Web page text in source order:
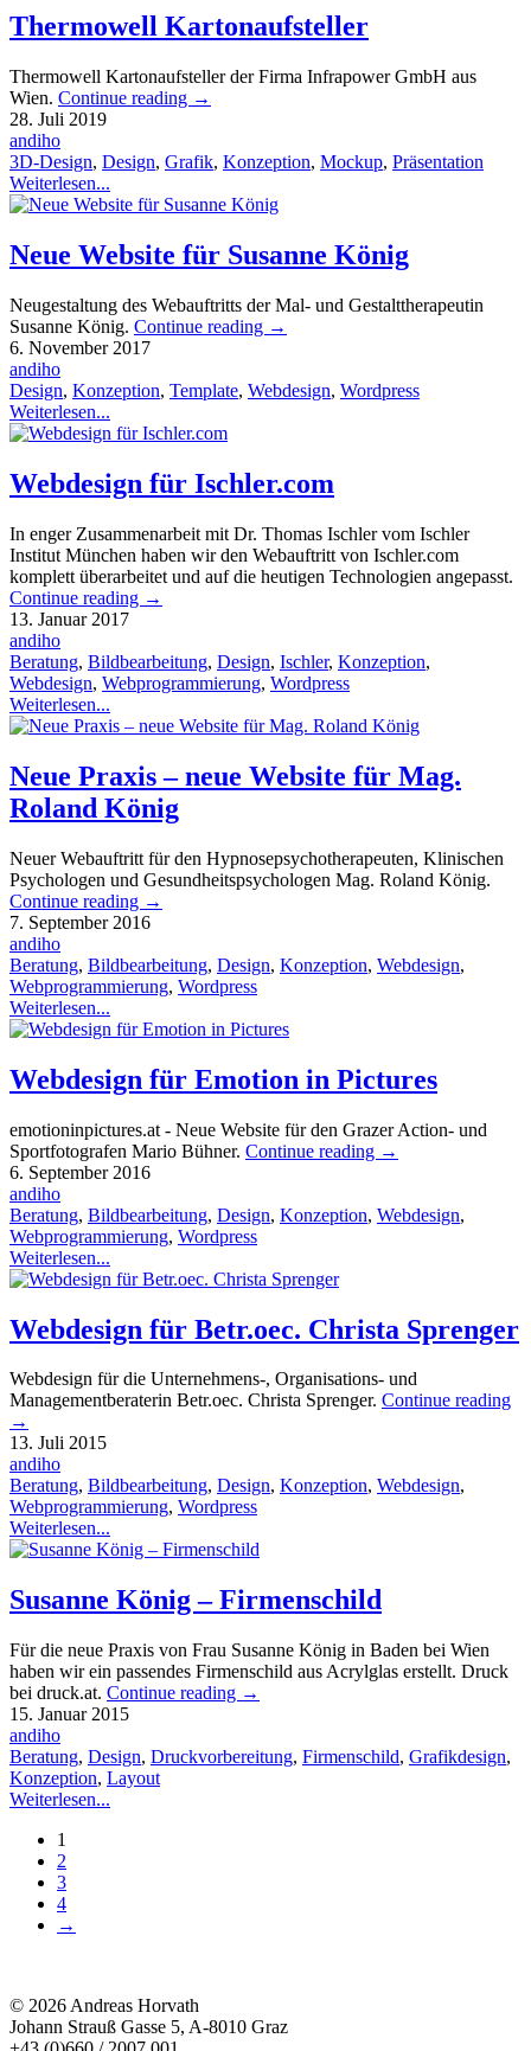
Thermowell Kartonaufsteller
Thermowell Kartonaufsteller der Firma Infrapower GmbH aus
Wien. Continue reading →
28. Juli 2019
andiho
3D-Design, Design, Grafik, Konzeption, Mockup, Präsentation
Weiterlesen...
Neue Website für Susanne König
Neugestaltung des Webauftritts der Mal- und Gestalttherapeutin
Susanne König. Continue reading →
6. November 2017
andiho
Design, Konzeption, Template, Webdesign, Wordpress
Weiterlesen...
Webdesign für Ischler.com
In enger Zusammenarbeit mit Dr. Thomas Ischler vom Ischler
Institut München haben wir den Webauftritt von Ischler.com
komplett überarbeitet und auf die heutigen Technologien angepasst.
Continue reading →
13. Januar 2017
andiho
Beratung, Bildbearbeitung, Design, Ischler, Konzeption,
Webdesign, Webprogrammierung, Wordpress
Weiterlesen...
Neue Praxis – neue Website für Mag.
Roland König
Neuer Webauftritt für den Hypnosepsychotherapeuten, Klinischen
Psychologen und Gesundheitspsychologen Mag. Roland König.
Continue reading →
7. September 2016
andiho
Beratung, Bildbearbeitung, Design, Konzeption, Webdesign,
Webprogrammierung, Wordpress
Weiterlesen...
Webdesign für Emotion in Pictures
emotioninpictures.at - Neue Website für den Grazer Action- und
Sportfotografen Mario Bühner. Continue reading →
6. September 2016
andiho
Beratung, Bildbearbeitung, Design, Konzeption, Webdesign,
Webprogrammierung, Wordpress
Weiterlesen...
Webdesign für Betr.oec. Christa Sprenger
Webdesign für die Unternehmens-, Organisations- und
Managementberaterin Betr.oec. Christa Sprenger. Continue reading
→
13. Juli 2015
andiho
Beratung, Bildbearbeitung, Design, Konzeption, Webdesign,
Webprogrammierung, Wordpress
Weiterlesen...
Susanne König – Firmenschild
Für die neue Praxis von Frau Susanne König in Baden bei Wien
haben wir ein passendes Firmenschild aus Acrylglas erstellt. Druck
bei druck.at. Continue reading →
15. Januar 2015
andiho
Beratung, Design, Druckvorbereitung, Firmenschild, Grafikdesign,
Konzeption, Layout
Weiterlesen...
1
2
3
4
→
© 2026 Andreas Horvath
Johann Strauß Gasse 5, A-8010 Graz